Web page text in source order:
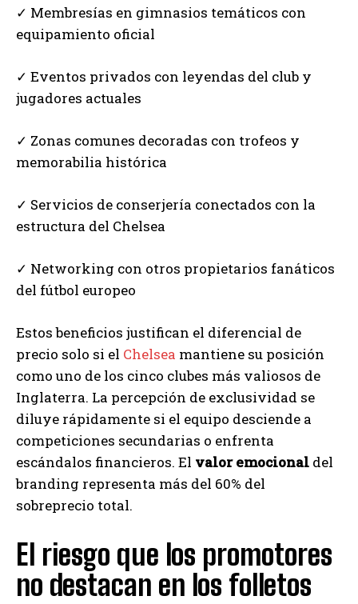
✓ Membresías en gimnasios temáticos con
equipamiento oficial
✓ Eventos privados con leyendas del club y
jugadores actuales
✓ Zonas comunes decoradas con trofeos y
memorabilia histórica
✓ Servicios de conserjería conectados con la
estructura del Chelsea
✓ Networking con otros propietarios fanáticos
del fútbol europeo
Estos beneficios justifican el diferencial de
precio solo si el Chelsea mantiene su posición
como uno de los cinco clubes más valiosos de
Inglaterra. La percepción de exclusividad se
diluye rápidamente si el equipo desciende a
competiciones secundarias o enfrenta
escándalos financieros. El valor emocional del
branding representa más del 60% del
sobreprecio total.
El riesgo que los promotores
no destacan en los folletos